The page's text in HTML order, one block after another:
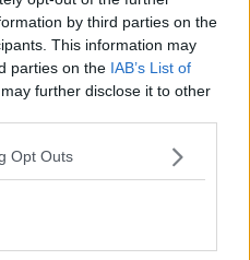
by third parties on the
This information may
parties on the IAB’s List of
further disclose it to other
Opt Outs
luce - 14 marzo 2013